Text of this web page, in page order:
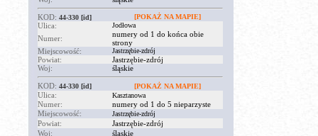
KOD: 44-330 [id] [POKAŻ NA MAPIE]
Ulica: Jodłowa
Numer:
numery od 1 do końca obie
strony
Miejscowość:
Jastrzębie-zdrój
Powiat:
Jastrzębie-zdrój
Woj:
śląskie
KOD: 44-330 [id] [POKAŻ NA MAPIE]
Ulica: Kasztanowa
Numer:
numery od 1 do 5 nieparzyste
Miejscowość:
Jastrzębie-zdrój
Powiat:
Jastrzębie-zdrój
Woj:
śląskie